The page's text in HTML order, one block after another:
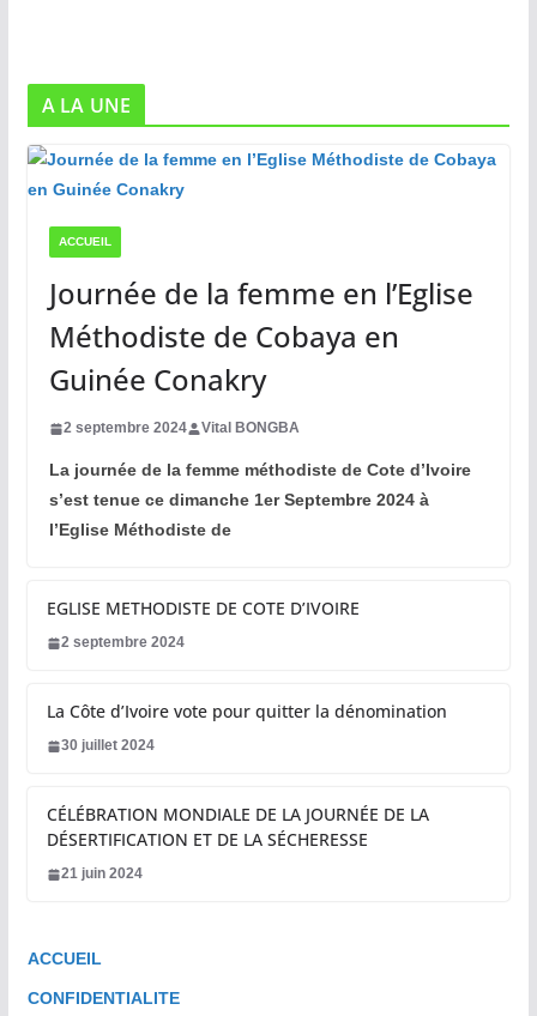
A LA UNE
ACCUEIL
Journée de la femme en l’Eglise
Méthodiste de Cobaya en
Guinée Conakry
2 septembre 2024 Vital BONGBA
La journée de la femme méthodiste de Cote d’Ivoire
s’est tenue ce dimanche 1er Septembre 2024 à
l’Eglise Méthodiste de
EGLISE METHODISTE DE COTE D’IVOIRE
2 septembre 2024
La Côte d’Ivoire vote pour quitter la dénomination
30 juillet 2024
CÉLÉBRATION MONDIALE DE LA JOURNÉE DE LA
DÉSERTIFICATION ET DE LA SÉCHERESSE
21 juin 2024
ACCUEIL
CONFIDENTIALITE